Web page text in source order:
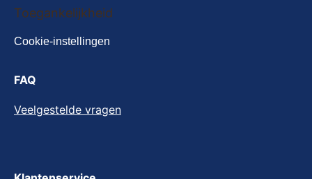
Cookie-instellingen
Toegankelijkheid
FAQ